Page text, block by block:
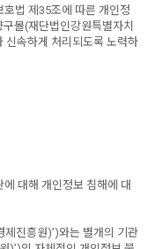
법 제35조에 따른 개인정
몰(재단법인강원특별자치
신속하게 처리되도록 노력하
대해 개인정보 침해에 대
제진흥원)’)와는 별개의 기관